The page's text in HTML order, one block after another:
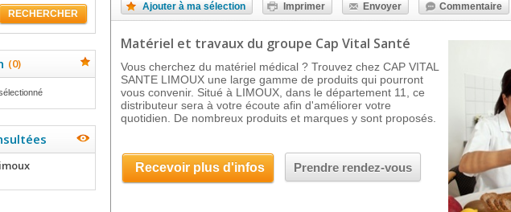
RECHERCHER
(0)
Ajouter à ma sélection Imprimer Envoyer Commentaire
Matériel et travaux du groupe Cap Vital Santé
Vous cherchez du matériel médical ? Trouvez chez CAP VITAL
SANTE LIMOUX une large gamme de produits qui pourront
vous convenir. Situé à LIMOUX, dans le département 11, ce
distributeur sera à votre écoute afin d'améliorer votre
quotidien. De nombreux produits et marques y sont proposés.
Recevoir plus d'infos Prendre rendez-vous